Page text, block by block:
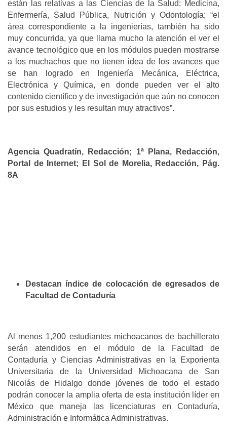
están las relativas a las Ciencias de la Salud: Medicina,
Enfermería, Salud Pública, Nutrición y Odontología; “el
área correspondiente a la ingenierías, también ha sido
muy concurrida, ya que llama mucho la atención el ver el
avance tecnológico que en los módulos pueden mostrarse
a los muchachos que no tienen idea de los avances que
se han logrado en Ingeniería Mecánica, Eléctrica,
Electrónica y Química, en donde pueden ver el alto
contenido científico y de investigación que aún no conocen
por sus estudios y les resultan muy atractivos”.
Agencia Quadratín, Redacción; 1ª Plana, Redacción,
Portal de Internet; El Sol de Morelia, Redacción, Pág.
8A
Destacan índice de colocación de egresados de
Facultad de Contaduría
Al menos 1,200 estudiantes michoacanos de bachillerato
serán atendidos en el módulo de la Facultad de
Contaduría y Ciencias Administrativas en la Exporienta
Universitaria de la Universidad Michoacana de San
Nicolás de Hidalgo donde jóvenes de todo el estado
podrán conocer la amplia oferta de esta institución líder en
México que maneja las licenciaturas en Contaduría,
Administración e Informática Administrativas.